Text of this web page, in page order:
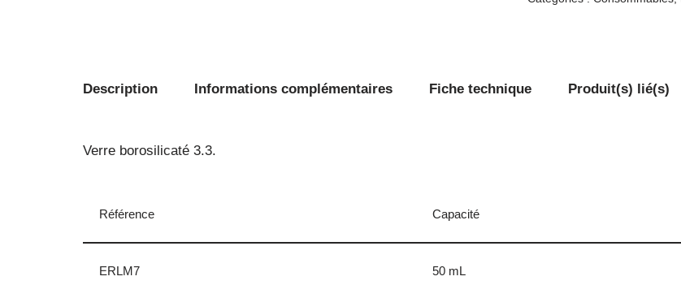
Description Informations complémentaires Fiche technique Produit(s) lié(s)
Verre borosilicaté 3.3.
Référence Capacité
ERLM7 50 mL